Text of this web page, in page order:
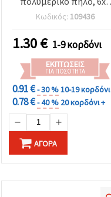
mm, οπή 2 mm, λαδί,
περίπου 320 τεμ.
Κωδικός: 109436
1.30€ 1-9 κορδόνι
ΕΚΠΤΏΣΕΙΣ
ΓΙΑ ΠΟΣΌΤΗΤΑ
0.91 €- 30 %10-19 κορδόνι
0.78 €- 40 % 20 κορδόνι +
ΑΓΟΡΆ